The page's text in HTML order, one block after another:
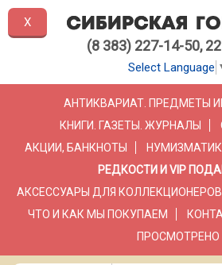
(8 383) 227-14-50,
Select Language
АНТИКВАРИАТ. ПРЕДМЕТЫ
КНИГИ. ГАЗЕТЫ. ЖУРНАЛЫ
АКЦИИ, БАНКНОТЫ
РЕДКОСТИ И VIP
АКСЕССУАРЫ ДЛЯ КОЛЛЕКЦИОНЕРОВ
ЧТО И КАК МЫ ПОКУПАЕМ
ПРОСМОТРЕНО
X